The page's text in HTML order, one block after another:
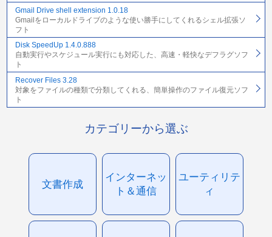
Gmail Drive shell extension 1.0.18
Gmailをローカルドライブのような使い勝手にしてくれるシェル拡張ソ
フト
Disk SpeedUp 1.4.0.888
自動実行やスケジュール実行にも対応した、高速・軽快なデフラグソフ
ト
Recover Files 3.28
対象をファイルの種類で分類してくれる、簡単操作のファイル復元ソフ
ト
カテゴリーから選ぶ
文書作成
インターネッ
ト＆通信
ユーティリテ
ィ